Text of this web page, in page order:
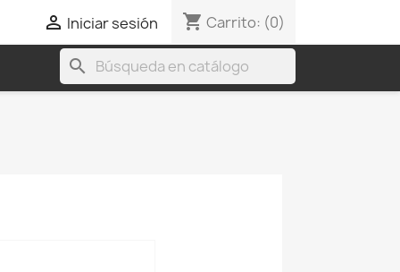
 Iniciar sesión shopping_cart Carrito: (0)
search